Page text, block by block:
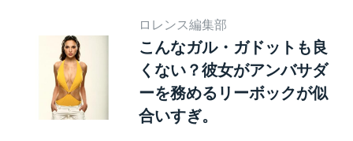
ロレンス編集部
こんなガル・ガドットも良
くない？彼女がアンバサダ
ーを務めるリーボックが似
合いすぎ。